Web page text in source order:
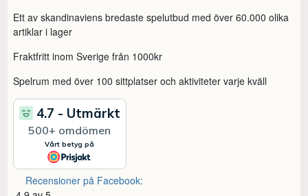
Ett av skandinaviens bredaste spelutbud med över 60.000 olika
artiklar i lager
Fraktfritt inom Sverige från 1000kr
Spelrum med över 100 sittplatser och aktiviteter varje kväll
Recensioner på Facebook: